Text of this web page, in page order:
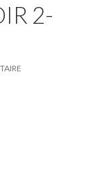
2-